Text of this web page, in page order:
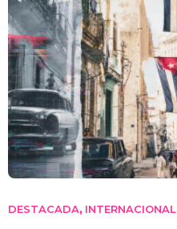
DESTACADA, INTERNACIONAL